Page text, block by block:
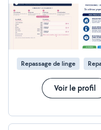
courses,
sitting et garde enfants
compagnie, discussion
simple Mon objectif : vous simplifier la vie au quotidien
dans la confiance et
ma priorité
Repassage de linge
Voir le profil